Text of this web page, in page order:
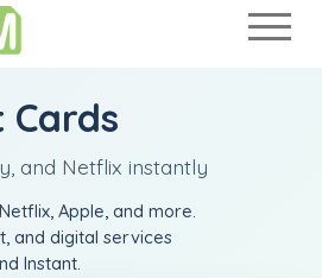
Cards
and Netflix instantly
Apple, and more.
and digital services
Instant.